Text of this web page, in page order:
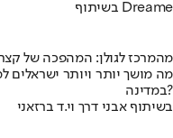
בשיתוף Dreame
מהמרכז לגולן: המהפכה של
מה מושך יותר ויותר ישראלים
במדינה?
בשיתוף אבני דרך וי.ד ברזאני